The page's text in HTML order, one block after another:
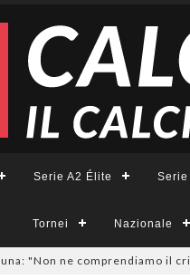
Serie A2 Élite Serie
Tornei Nazionale
ne comprendiamo il